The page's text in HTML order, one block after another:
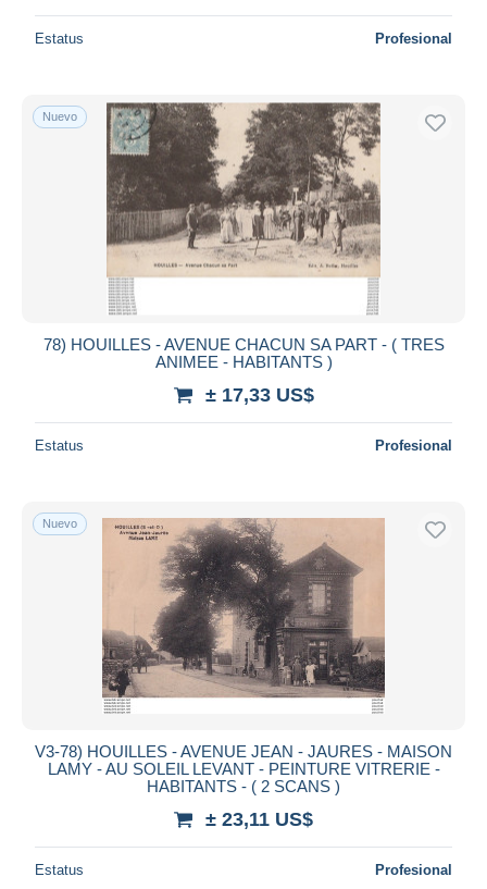
Estatus Profesional
Nuevo
78) HOUILLES - AVENUE CHACUN SA PART - ( TRES
ANIMEE - HABITANTS )
± 17,33 US$
Estatus Profesional
Nuevo
V3-78) HOUILLES - AVENUE JEAN - JAURES - MAISON
LAMY - AU SOLEIL LEVANT - PEINTURE VITRERIE -
HABITANTS - ( 2 SCANS )
± 23,11 US$
Estatus Profesional